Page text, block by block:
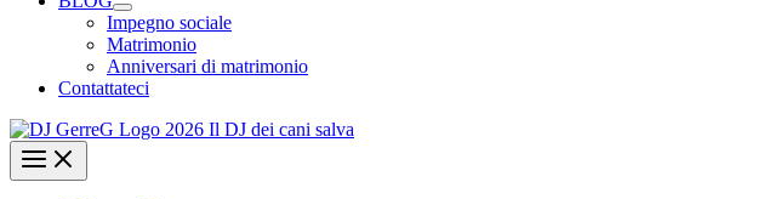
Impegno sociale
Matrimonio
Anniversari di matrimonio
Contattateci